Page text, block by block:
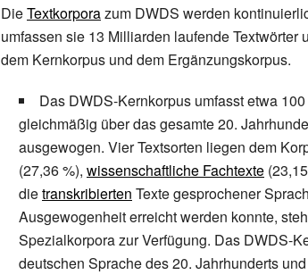
DieTextkorporazum DWDS werden
umfassen sie 13 Milliarden laufendeTextwörter
dem Kernkorpus und dem Ergänzungskorpus.
Das DWDS-Kernkorpus umfasst etwa
gleichmäßig über das gesamte 20.
ausgewogen. Vier Textsorten liegen dem
(27,36%), wissenschaftliche Fachtexte (23,15
dietranskribierten Texte gesprochener
Ausgewogenheit erreicht werden konnte,
Spezialkorpora zur Verfügung. Das DWDS-
deutschen Sprache des 20. Jahrhunderts